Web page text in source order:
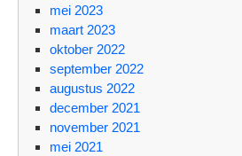
mei 2023
maart 2023
oktober 2022
september 2022
augustus 2022
december 2021
november 2021
mei 2021